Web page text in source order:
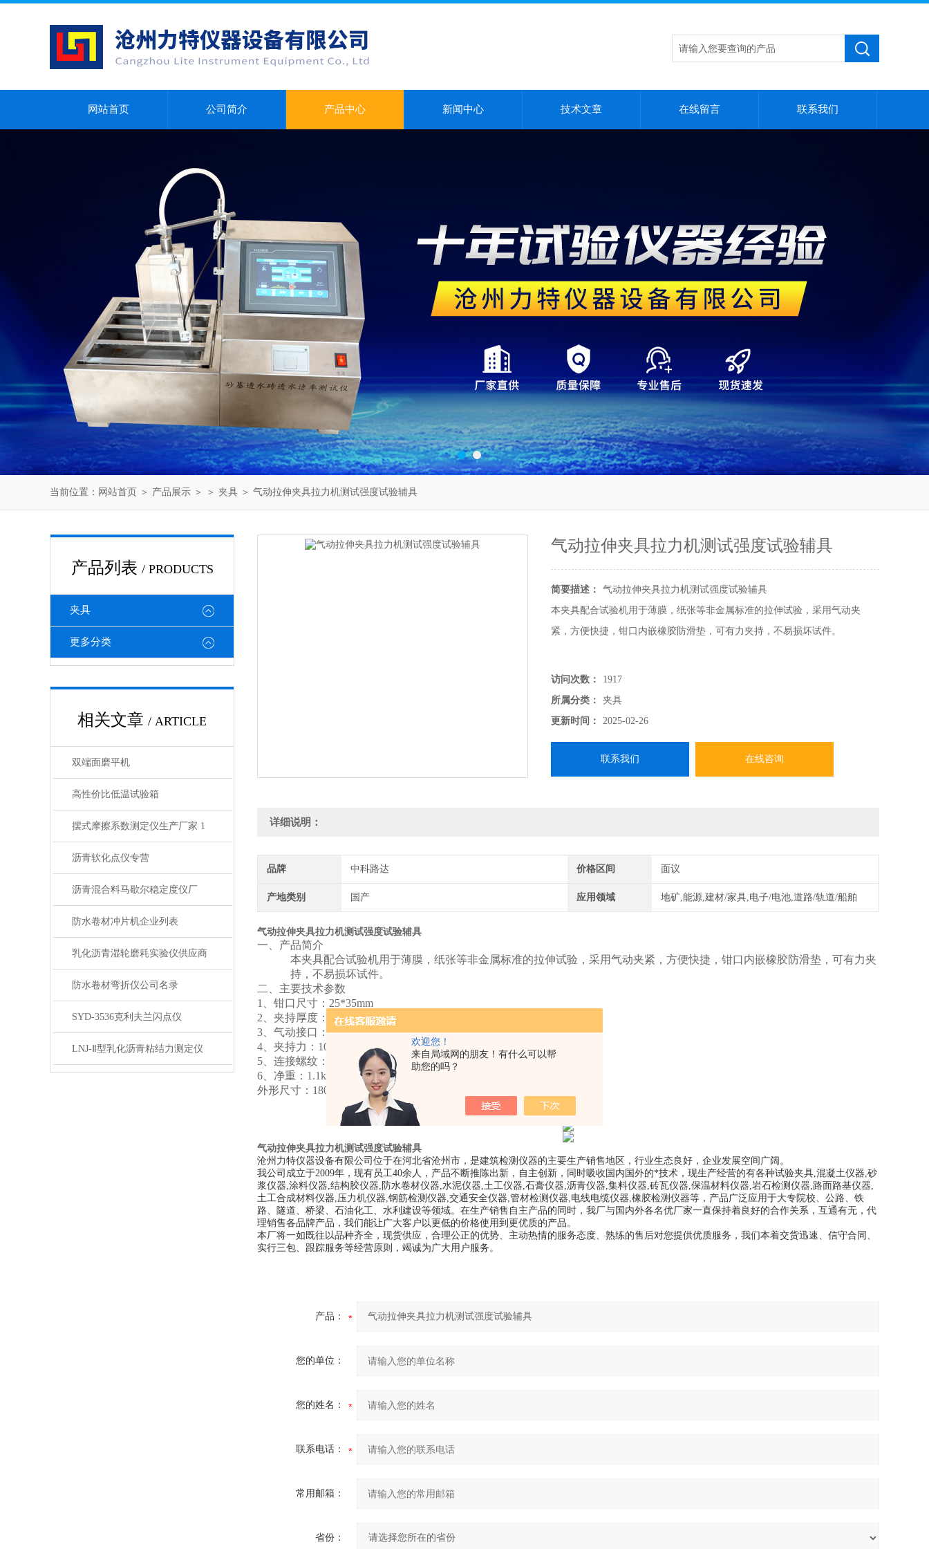
欢迎您！
来自局域网的朋友！有什么可以帮
助您的吗？
网站首页 公司简介 产品中心 新闻中心 技术文章 在线留言 联系我们
当前位置： 网站首页 ＞ 产品展示 ＞ ＞ 夹具 ＞ 气动拉伸夹具拉力机测试强度试验辅具
产品列表 / PRODUCTS
夹具
更多分类
相关文章 / ARTICLE
双端面磨平机
高性价比低温试验箱
摆式摩擦系数测定仪生产厂家 1
沥青软化点仪专营
沥青混合料马歇尔稳定度仪厂
防水卷材冲片机企业列表
乳化沥青湿轮磨耗实验仪供应商
防水卷材弯折仪公司名录
SYD-3536克利夫兰闪点仪
LNJ-Ⅱ型乳化沥青粘结力测定仪
气动拉伸夹具拉力机测试强度试验辅具
简要描述：
气动拉伸夹具拉力机测试强度试验辅具
本夹具配合试验机用于薄膜，纸张等非金属标准的拉伸试验，采用气动夹
紧，方便快捷，钳口内嵌橡胶防滑垫，可有力夹持，不易损坏试件。
访问次数：
1917
所属分类：
夹具
更新时间：
2025-02-26
联系我们 在线咨询
详细说明：
品牌 中科路达 价格区间 面议
产地类别 国产 应用领域 地矿,能源,建材/家具,电子/电池,道路/轨道/船舶
气动拉伸夹具拉力机测试强度试验辅具
一、 产品简介
本夹具配合试验机用于薄膜，纸张等非金属标准的拉伸试验，采用气动夹紧，方便快捷，钳口内嵌橡胶防滑垫，可有力夹
持，不易损坏试件。
二、 主要技术参数
1、 钳口尺寸： 25*35mm
2、 夹持厚度：
5mm
3、 气动接口：φ8mm
4、 夹持力： 10kg
5、 连接螺纹：内牙
M12
6、 净重： 1.1kg
外形尺寸： 180*135*55mm
气动拉伸夹具拉力机测试强度试验辅具
沧州力特仪器设备有限公司位于在河北省沧州市，是建筑检测仪器的主要生产销售地区，行业生态良好，企业发展空间广阔。
我公司成立于2009年，现有员工40余人，产品不断推陈出新，自主创新，同时吸收国内国外的*技术，现生产经营的有各种试验夹具,混凝土仪器,砂
浆仪器,涂料仪器,结构胶仪器,防水卷材仪器,水泥仪器,土工仪器,石膏仪器,沥青仪器,集料仪器,砖瓦仪器,保温材料仪器,岩石检测仪器,路面路基仪器,
土工合成材料仪器,压力机仪器,钢筋检测仪器,交通安全仪器,管材检测仪器,电线电缆仪器,橡胶检测仪器等，产品广泛应用于大专院校、公路、铁
路、隧道、桥梁、石油化工、水利建设等领域。在生产销售自主产品的同时，我厂与国内外各名优厂家一直保持着良好的合作关系，互通有无，代
理销售各品牌产品，我们能让广大客户以更低的价格使用到更优质的产品。
本厂将一如既往以品种齐全，现货供应，合理公正的优势、主动热情的服务态度、熟练的售后对您提供优质服务，我们本着交货迅速、信守合同、
实行三包、跟踪服务等经营原则，竭诚为广大用户服务。
产品：
您的单位：
您的姓名：
联系电话：
常用邮箱：
省份：